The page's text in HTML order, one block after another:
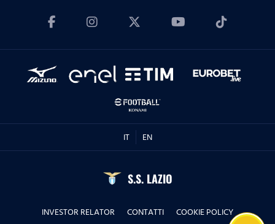
IT EN
S.S. LAZIO
INVESTOR RELATOR CONTATTI COOKIE POLICY